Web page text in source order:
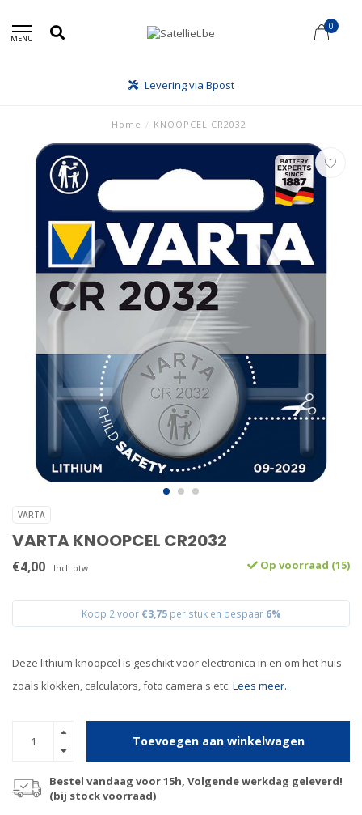
MENU
0
Levering via Bpost
Home / KNOOPCEL CR2032
VARTA
VARTA KNOOPCEL CR2032
€4,00 Incl. btw Op voorraad (15)
Koop 2 voor €3,75per stuk en bespaar 6%
Deze lithium knoopcel is geschikt voor electronica in en om het huis
zoals klokken, calculators, foto camera's etc. Lees meer..
Toevoegen aan winkelwagen
Bestel vandaag voor 15h, Volgende werkdag geleverd!
(bij stock voorraad)